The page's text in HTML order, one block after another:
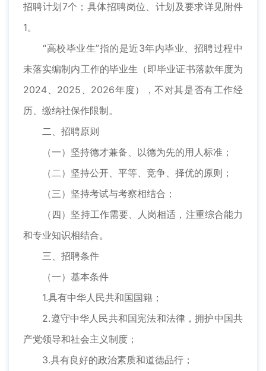
招聘计划7个；具体招聘岗位、计划及要求详见附件
1。
“高校毕业生”指的是近3年内毕业、招聘过程中
未落实编制内工作的毕业生（即毕业证书落款年度为
2024、2025、2026年度），不对其是否有工作经
历、缴纳社保作限制。
二、招聘原则
（一）坚持德才兼备、以德为先的用人标准；
（二）坚持公开、平等、竞争、择优的原则；
（三）坚持考试与考察相结合；
（四）坚持工作需要、人岗相适，注重综合能力
和专业知识相结合。
三、招聘条件
（一）基本条件
1.具有中华人民共和国国籍；
2.遵守中华人民共和国宪法和法律，拥护中国共
产党领导和社会主义制度；
3.具有良好的政治素质和道德品行；